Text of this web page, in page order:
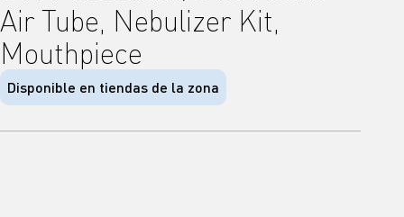
Air Tube, Nebulizer Kit,
Mouthpiece
Disponible en tiendas de la zona